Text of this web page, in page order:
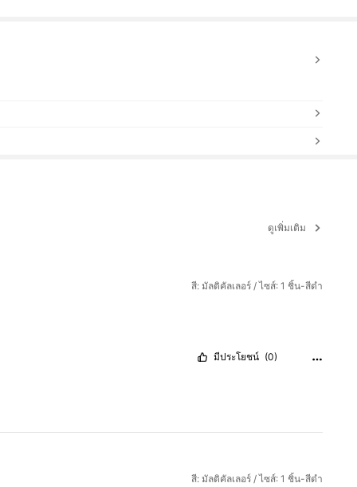
ดูเพิ่มเติม
สี: มัลติคัลเลอร์ / ไซส์: 1 ชิ้น-สีดำ
มีประโยชน์ (0)
สี: มัลติคัลเลอร์ / ไซส์: 1 ชิ้น-สีดำ